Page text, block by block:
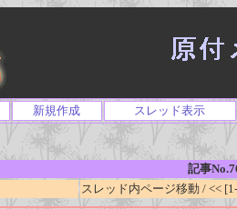
新規作成 スレッド表示
記事
スレッド内ページ移動 / <<